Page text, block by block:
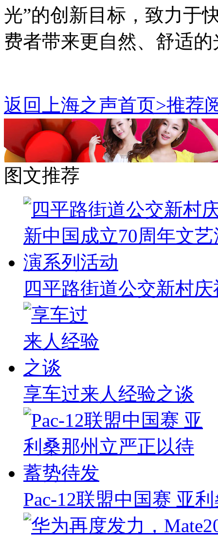
光”的创新目标，致力于
费者带来更自然、舒适
返回上海之声首页>推荐
图文推荐
四平路街道公交新村
享车过来人经验之谈
Pac-12联盟中国赛 亚